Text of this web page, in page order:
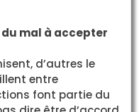
du mal à accepter
d’autres le
entre
font partie du